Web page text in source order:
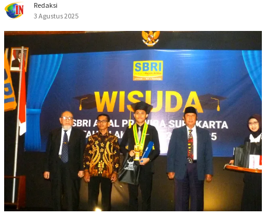
Redaksi
3 Agustus 2025